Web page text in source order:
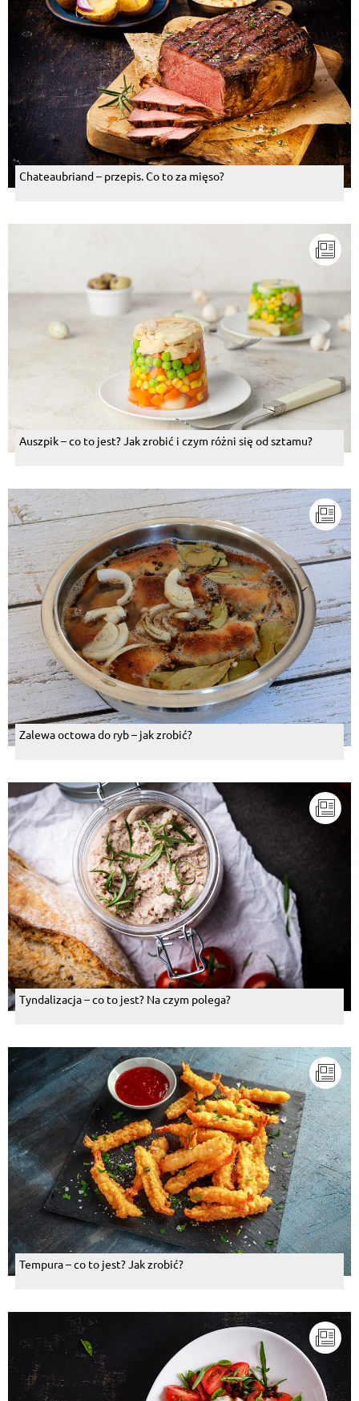
Chateaubriand – przepis. Co to za mięso?
Auszpik – co to jest? Jak zrobić i czym różni się od sztamu?
Zalewa octowa do ryb – jak zrobić?
Tyndalizacja – co to jest? Na czym polega?
Tempura – co to jest? Jak zrobić?